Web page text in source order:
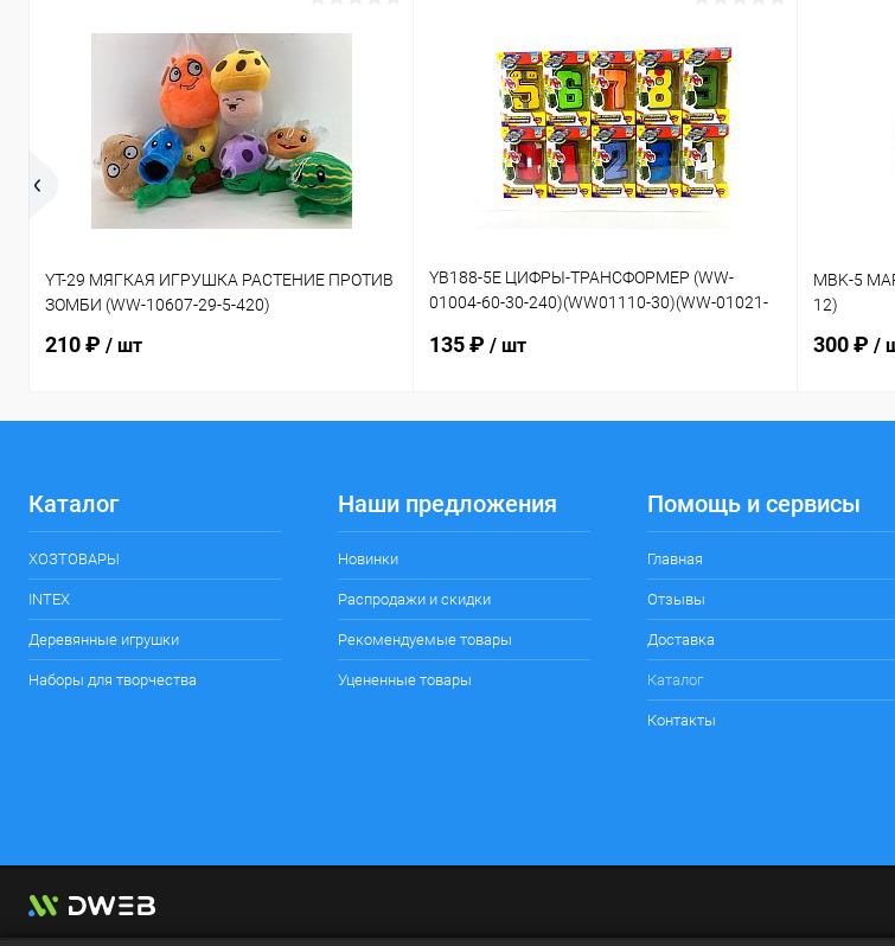
YT-29 МЯГКАЯ ИГРУШКА РАСТЕНИЕ ПРОТИВ
ЗОМБИ (WW-10607-29-5-420)
210 ₽ / шт
YB188-5E ЦИФРЫ-ТРАНСФОРМЕР (WW-
01004-60-30-240)(WW01110-30)(WW-01021-
135 ₽ / шт
MBK-5
12)
300 ₽ /
Каталог
ХОЗТОВАРЫ
INTEX
Деревянные игрушки
Наборы для творчества
Наши предложения
Новинки
Распродажи и скидки
Рекомендуемые товары
Уцененные товары
Помощь и сервисы
Главная
Отзывы
Доставка
Каталог
Контакты